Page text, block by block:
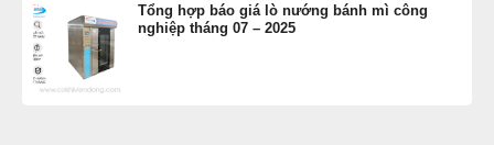
Tổng hợp báo giá lò nướng bánh mì công
nghiệp tháng 07 – 2025